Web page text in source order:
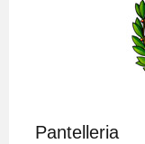
Pantelleria